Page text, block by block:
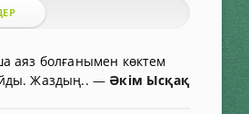
аяз болғанымен көктем
Жаздың.. — Әкім Ысқақ